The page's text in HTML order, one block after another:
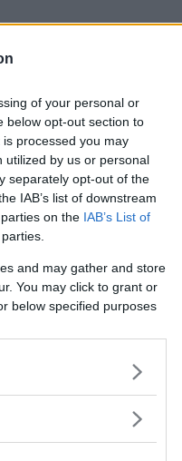
of your personal or
below opt-out section to
processed you may
utilized by us or personal
separately opt-out of the
IAB’s list of downstream
on the IAB’s List of
and may gather and store
You may click to grant or
below specified purposes